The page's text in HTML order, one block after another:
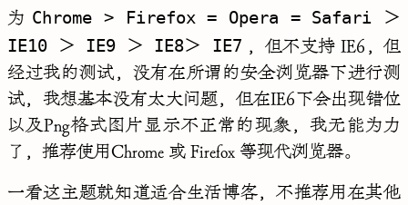
为 Chrome > Firefox = Opera = Safari ＞
IE10 ＞ IE9 ＞ IE8＞ IE7 ，但不支持 IE6，但
经过我的测试，没有在所谓的安全浏览器下进行测
试，我想基本没有太大问题，但在IE6下会出现错位
以及Png格式图片显示不正常的现象，我无能为力
了，推荐使用Chrome 或 Firefox 等现代浏览器。
一看这主题就知道适合生活博客，不推荐用在其他